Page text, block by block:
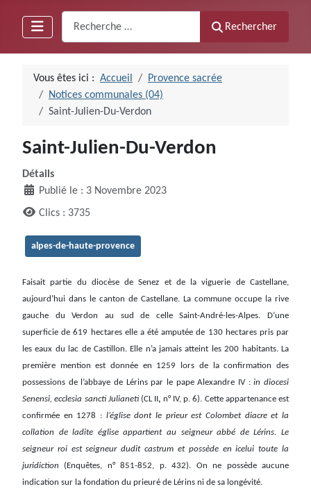
Rechercher
Vous êtes ici : Accueil
Provence sacrée
Notices communales (04)
Saint-Julien-Du-Verdon
Saint-Julien-Du-Verdon
Détails
Publié le : 3 Novembre 2023
Clics : 3735
alpes-de-haute-provence
Faisait partie du diocèse de Senez et de la viguerie de Castellane,
aujourd’hui dans le canton de Castellane. La commune occupe la rive
gauche du Verdon au sud de celle Saint-André-les-Alpes. D’une
superficie de 619 hectares elle a été amputée de 130 hectares pris par
les eaux du lac de Castillon. Elle n’a jamais atteint les 200 habitants. La
première mention est donnée en 1259 lors de la confirmation des
possessions de l’abbaye de Lérins par le pape Alexandre IV :in diocesi
Senensi, ecclesia sancti Julianeti (CL II, n° IV, p. 6). Cette appartenance est
confirmée en 1278 : l’église dont le prieur est Colombet diacre et la
collation de ladite église appartient au seigneur abbé de Lérins. Le
seigneur roi est seigneur dudit castrum et possède en icelui toute la
juridiction (Enquêtes, n° 851-852, p. 432). On ne possède aucune
indication sur la fondation du prieuré de Lérins ni de sa longévité.